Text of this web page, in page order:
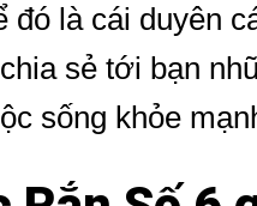
đó là cái duyên
sẻ tới bạn
sống khỏe